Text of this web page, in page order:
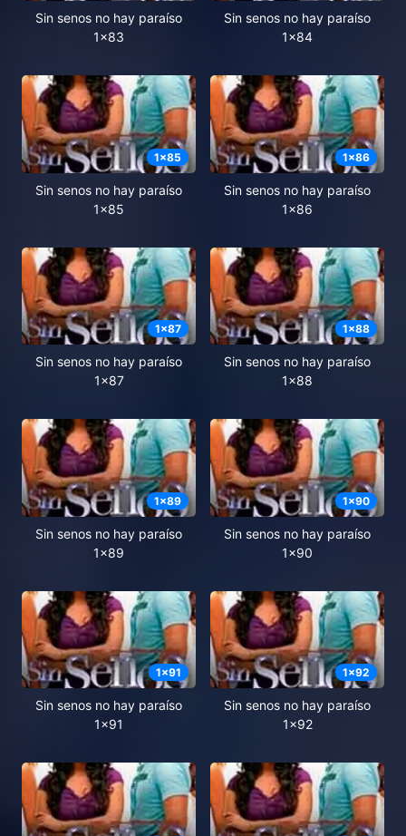
Sin senos no hay paraíso
1x83
Sin senos no hay paraíso
1x84
1x85
Sin senos no hay paraíso
1x85
1x86
Sin senos no hay paraíso
1x86
1x87
Sin senos no hay paraíso
1x87
1x88
Sin senos no hay paraíso
1x88
1x89
Sin senos no hay paraíso
1x89
1x90
Sin senos no hay paraíso
1x90
1x91
Sin senos no hay paraíso
1x91
1x92
Sin senos no hay paraíso
1x92